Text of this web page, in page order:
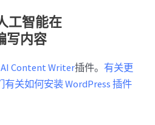
工智能在
内容
AI Content Writer插件。 有关更
关如何安装 WordPress 插件